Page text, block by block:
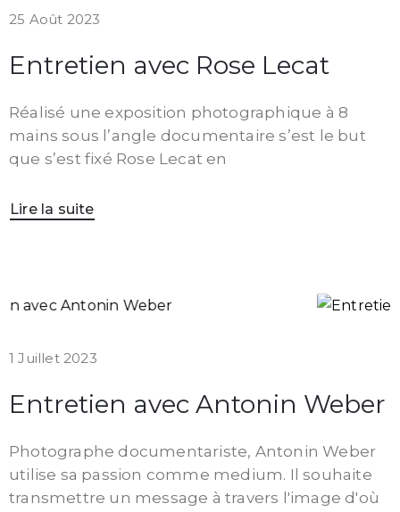
25 Août 2023
Entretien avec Rose Lecat
Réalisé une exposition photographique à 8
mains sous l’angle documentaire s’est le but
que s’est fixé Rose Lecat en
Lire la suite
1 Juillet 2023
Entretien avec Antonin Weber
Photographe documentariste, Antonin Weber
utilise sa passion comme medium. Il souhaite
transmettre un message à travers l'image d'où